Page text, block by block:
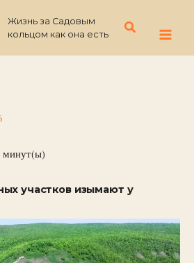
Жизнь за Садовым
кольцом как она есть
Поиск
минут(ы)
участков изымают у